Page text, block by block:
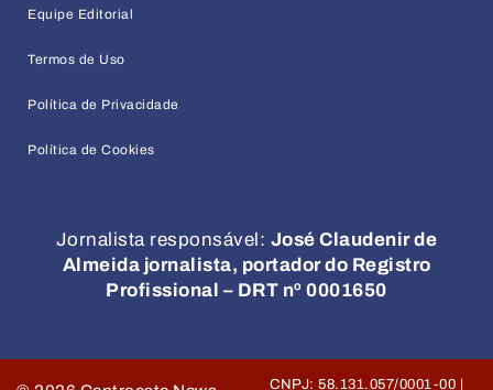
Equipe Editorial
Termos de Uso
Política de Privacidade
Política de Cookies
Jornalista responsável: José Claudenir de
Almeida jornalista, portador do Registro
Profissional – DRT nº 0001650
CNPJ: 58.131.057/0001-00 |